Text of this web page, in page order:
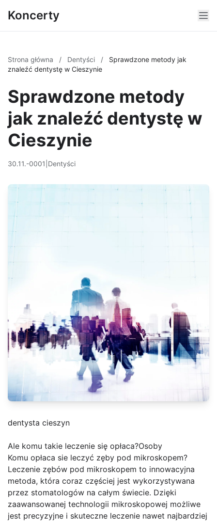
Koncerty
Strona główna / Dentyści /
Sprawdzone metody jak
znaleźć dentystę w Cieszynie
Sprawdzone metody
jak znaleźć dentystę w
Cieszynie
30.11.-0001 Dentyści
dentysta cieszyn
Ale komu takie leczenie się opłaca?Osoby
Komu opłaca sie leczyć zęby pod mikroskopem?
Leczenie zębów pod mikroskopem to innowacyjna
metoda, która coraz częściej jest wykorzystywana
przez stomatologów na całym świecie. Dzięki
zaawansowanej technologii mikroskopowej możliwe
jest precyzyjne i skuteczne leczenie nawet najbardziej